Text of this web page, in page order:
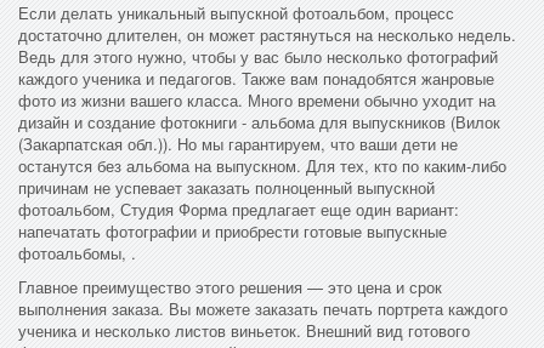
Если делать уникальный выпускной фотоальбом, процесс
достаточно длителен, он может растянуться на несколько недель.
Ведь для этого нужно, чтобы у вас было несколько фотографий
каждого ученика и педагогов. Также вам понадобятся жанровые
фото из жизни вашего класса. Много времени обычно уходит на
дизайн и создание фотокниги - альбома для выпускников (Вилок
(Закарпатская обл.)). Но мы гарантируем, что ваши дети не
останутся без альбома на выпускном. Для тех, кто по каким-либо
причинам не успевает заказать полноценный выпускной
фотоальбом, Студия Форма предлагает еще один вариант:
напечатать фотографии и приобрести готовые выпускные
фотоальбомы, .
Главное преимущество этого решения — это цена и срок
выполнения заказа. Вы можете заказать печать портрета каждого
ученика и несколько листов виньеток. Внешний вид готового